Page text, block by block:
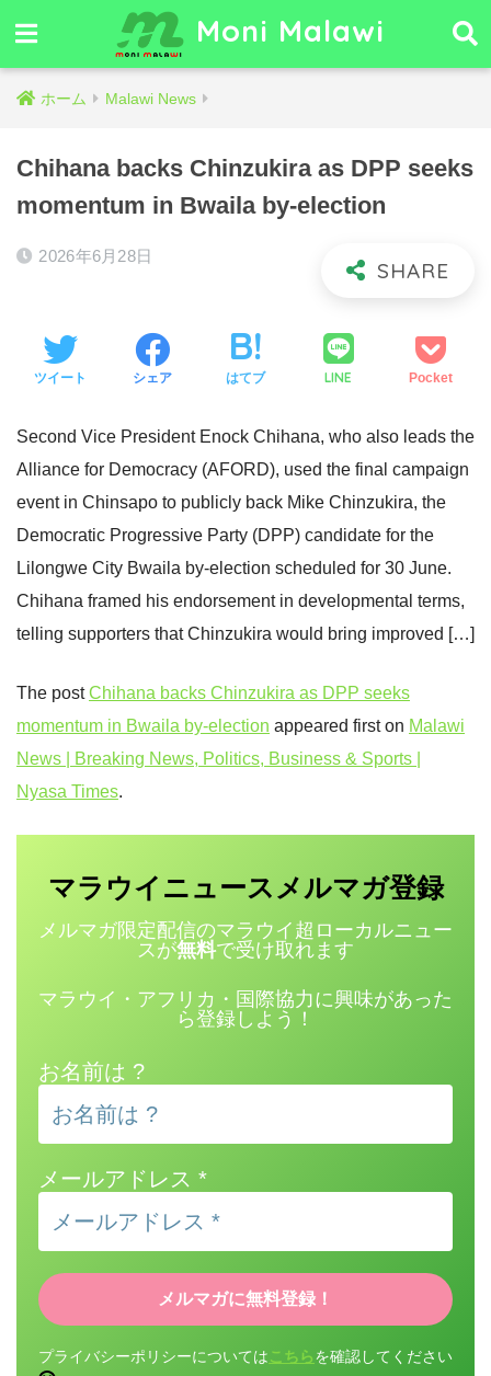
Moni Malawi
ホーム Malawi News
Chihana backs Chinzukira as DPP seeks
momentum in Bwaila by‑election
2026年6月28日
ツイート シェア はてブ LINE Pocket
Second Vice President Enock Chihana, who also leads the
Alliance for Democracy (AFORD), used the final campaign
event in Chinsapo to publicly back Mike Chinzukira, the
Democratic Progressive Party (DPP) candidate for the
Lilongwe City Bwaila by‑election scheduled for 30 June.
Chihana framed his endorsement in developmental terms,
telling supporters that Chinzukira would bring improved […]
The postChihana backs Chinzukira as DPP seeks
momentum in Bwaila by‑election appeared first on Malawi
News | Breaking News, Politics, Business & Sports |
Nyasa Times.
マラウイニュース メルマガ登録
メルマガ限定配信のマラウイ超ローカルニュー
スが無料で受け取れます
マラウイ・アフリカ・国際協力に興味があった
ら登録しよう！
お名前は ?
メールアドレス *
プライバシーポリシーについては こちら を確認してください